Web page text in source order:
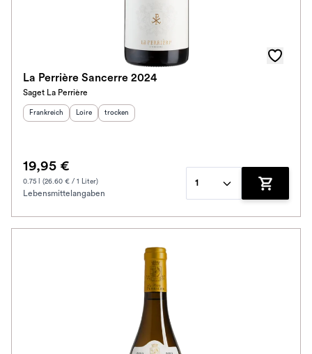
La Perrière Sancerre 2024
Saget La Perrière
Herkunftsland
Frankreich Herkunftsregion:
Loire Geschmack
trocken
19,95 €
0.75 l (26.60 € / 1 Liter)
Lebensmittelangaben
1
Zum